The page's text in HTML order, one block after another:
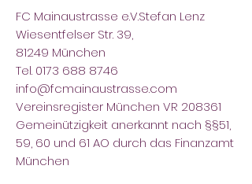
FC Mainaustrasse e.V.Stefan Lenz
Wiesentfelser Str. 39,
81249 München
Tel. 0173 688 8746
info@fcmainaustrasse.com
Vereinsregister München VR 208361​
Gemeinützigkeit anerkannt nach §§51,
59, 60 und 61 AO durch das Finanzamt
München